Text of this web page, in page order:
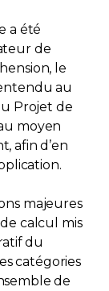
a été
de
le
au
Projet de
moyen
afin d’en
majeures
calcul mis
du
catégories
de